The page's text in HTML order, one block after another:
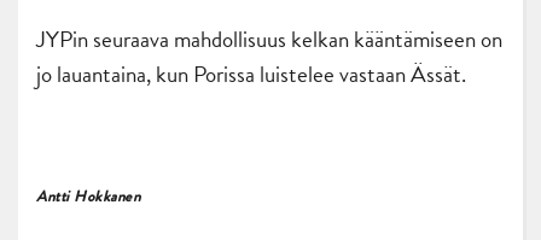
JYPin seuraava mahdollisuus kelkan kääntämiseen on
jo lauantaina, kun Porissa luistelee vastaan Ässät.
Antti Hokkanen